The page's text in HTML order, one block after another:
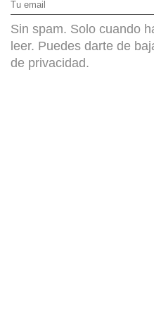
Sin spam. Solo cuando
leer. Puedes darte de
de privacidad.